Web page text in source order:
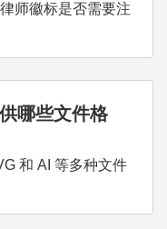
师徽标是否需要注
哪些文件格
和 AI 等多种文件